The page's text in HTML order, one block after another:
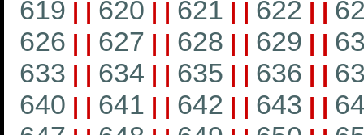
619 | | 620 | | 621 | | 622 | |
626 | | 627 | | 628 | | 629 | |
633 | | 634 | | 635 | | 636 | |
640 | | 641 | | 642 | | 643 | |